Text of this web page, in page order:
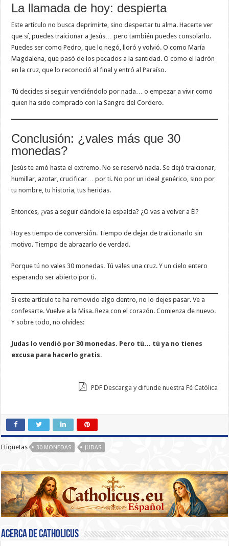
La llamada de hoy: despierta
Este artículo no busca deprimirte, sino despertar tu alma. Hacerte ver
que sí, puedes traicionar a Jesús… pero también puedes consolarlo.
Puedes ser como Pedro, que lo negó, lloró y volvió. O como María
Magdalena, que pasó de los pecados a la santidad. O como el ladrón
en la cruz, que lo reconoció al final y entró al Paraíso.
Tú decides si seguir vendiéndolo por nada… o empezar a vivir como
quien ha sido comprado con la Sangre del Cordero.
Conclusión: ¿vales más que 30
monedas?
Jesús te amó hasta el extremo. No se reservó nada. Se dejó traicionar,
humillar, azotar, crucificar… por ti. No por un ideal genérico, sino por
tu nombre, tu historia, tus heridas.
Entonces, ¿vas a seguir dándole la espalda? ¿O vas a volver a Él?
Hoy es tiempo de conversión. Tiempo de dejar de traicionarlo sin
motivo. Tiempo de abrazarlo de verdad.
Porque tú no vales 30 monedas. Tú vales una cruz. Y un cielo entero
esperando ser abierto por ti.
Si este artículo te ha removido algo dentro, no lo dejes pasar. Ve a
confesarte. Vuelve a la Misa. Reza con el corazón. Comienza de nuevo.
Y sobre todo, no olvides:
Judas lo vendió por 30 monedas. Pero tú… tú ya no tienes
excusa para hacerlo gratis.
PDF Descarga y difunde nuestra Fé Católica
Etiquetas 30 MONEDAS JUDAS
Acerca de catholicus